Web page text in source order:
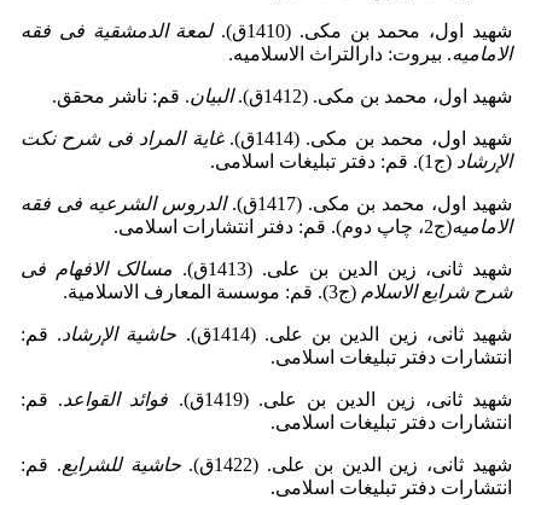
شهید اول، محمد بن مکی‌. (1410‌ق).
لمعة الدمشقیة فی فقه
الامامیه. ‌بیروت: دارالتراث الاسلامیه.
شهید اول، محمد بن مکی‌. (1412‌ق). البیان. قم: ناشر محقق.
شهید اول، محمد بن مکی‌. (1414‌ق).
غایة المراد فی شرح نکت
الإرشاد (ج1‌). قم: دفتر تبلیغات اسلامی.
شهید اول، محمد بن مکی‌. (1417‌ق).
الدروس الشرعیه فی فقه
الامامیه(ج2‌، چاپ دوم). قم: دفتر انتشارات اسلامی.
شهید ثانی، زین الدین بن علی. (1413‌ق).
مسالک الافهام فی
شرح شرایع الاسلام (ج3). قم: موسسة المعارف الاسلامیة.
شهید ثانی، زین الدین بن علی. (1414‌ق). حاشیة الإرشاد. قم:
انتشارات دفتر تبلیغات اسلامی.
شهید ثانی، زین الدین بن علی. (1419‌ق). فوائد القواعد. قم:
انتشارات دفتر تبلیغات اسلامی.
شهید ثانی، زین الدین بن علی. (1422‌ق). حاشیة للشرایع. قم:
انتشارات دفتر تبلیغات اسلامی.